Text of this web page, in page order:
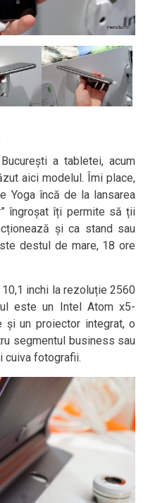
a tabletei, acum
aici modelul. Îmi place,
Yoga încă de la lansarea
îngroșat îți permite să ții
și ca stand sau
destul de mare, 18 ore
inchi la rezoluție 2560
este un Intel Atom x5-
și un proiector integrat, o
segmentul business sau
cuiva fotografii.